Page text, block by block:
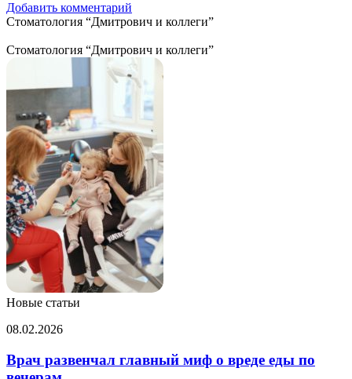
Добавить комментарий
Стоматология “Дмитрович и коллеги”
Стоматология “Дмитрович и коллеги”
Новые статьи
Врач
главный
миф
08.02.2026
Врач развенчал главный миф о вреде еды по